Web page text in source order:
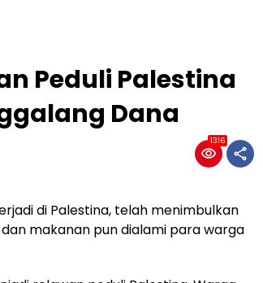
Peduli Palestina
Dana
1316
di Palestina, telah menimbulkan
makanan pun dialami para warga